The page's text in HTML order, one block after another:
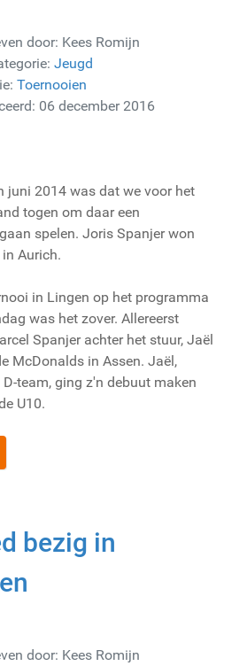
door: Kees Romijn
Jeugd
Toernooien
06 december 2016
juni 2014 was dat we voor het
togen om daar een
spelen. Joris Spanjer won
Aurich.
in Lingen op het programma
was het zover. Allereerst
Spanjer achter het stuur, Jaël
McDonalds in Assen. Jaël,
team, ging z'n debuut maken
U10.
bezig in
door: Kees Romijn